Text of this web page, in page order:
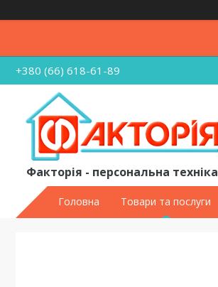
+380 (66) 618-61-89
Факторія - персональна техніка
Головна Товари та послуги